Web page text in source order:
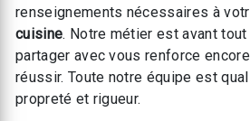
renseignements nécessaires à
cuisine. Notre métier est avant
partager avec vous renforce
réussir. Toute notre équipe est
propreté et rigueur.